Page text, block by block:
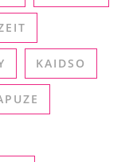
KAIDSO